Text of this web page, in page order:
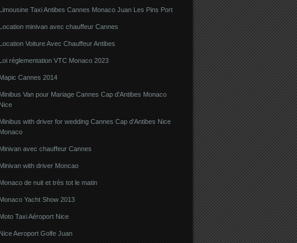
Limousine Taxi Antibes Cannes Monaco Juan Les Pins Port
Location minivan avec chauffeur Cannes
Location Voiture Avec Chauffeur Antibes
Loi réglementation VTC Monaco 2023
Mapic Cannes 2014
Minibus Van pour Mariage Cannes Cap d'Antibes Monaco
Nice
Minibus with driver for wedding Cannes Cap d'Antibes Nice
Monaco
Minivan avec chauffeur Cannes
Minivan with driver Moncao
Monaco de nuit et très tot le matin
Monaco Yacht Show 2013
Moto Taxi Aéroport Nice
Nice Aeroport Golfe Juan